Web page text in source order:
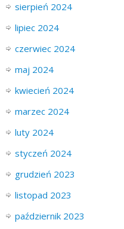
sierpień 2024
lipiec 2024
czerwiec 2024
maj 2024
kwiecień 2024
marzec 2024
luty 2024
styczeń 2024
grudzień 2023
listopad 2023
październik 2023